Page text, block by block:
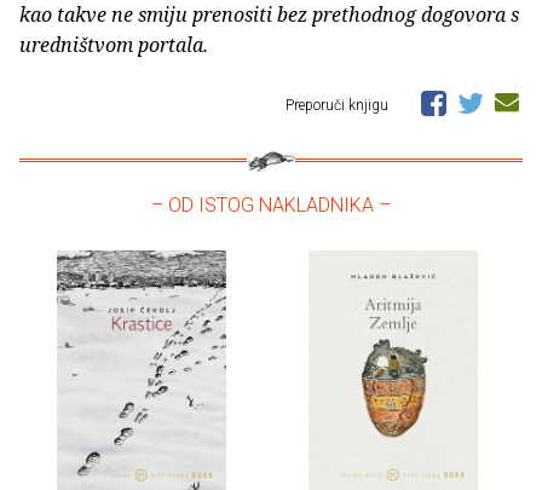
kao takve ne smiju prenositi bez prethodnog dogovora s
uredništvom portala.
Preporuči knjigu
– OD ISTOG NAKLADNIKA –